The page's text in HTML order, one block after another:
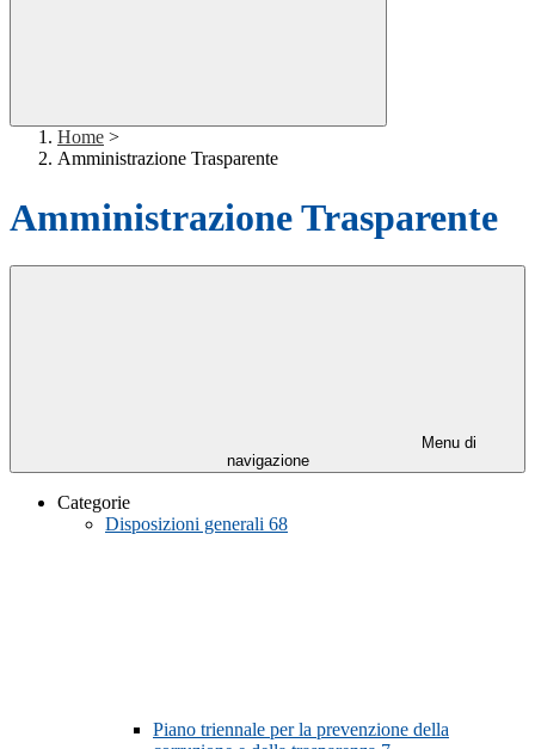
Home >
Amministrazione Trasparente
Amministrazione Trasparente
Menu di
navigazione
Categorie
Disposizioni generali 68
Piano triennale per la prevenzione della